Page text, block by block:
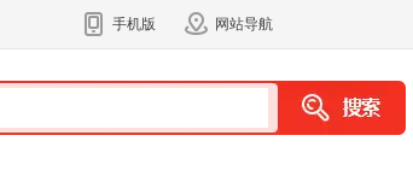
手机版 网站导航